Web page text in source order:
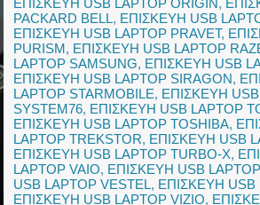
ΕΠΙΣΚΕΥΗ USB LAPTOP ORIGIN,
PACKARD BELL, ΕΠΙΣΚΕΥΗ USB
ΕΠΙΣΚΕΥΗ USB LAPTOP PRAVET,
PURISM, ΕΠΙΣΚΕΥΗ USB LAPTOP
LAPTOP SAMSUNG, ΕΠΙΣΚΕΥΗ USB
ΕΠΙΣΚΕΥΗ USB LAPTOP SIRAGON,
LAPTOP STARMOBILE, ΕΠΙΣΚΕΥΗ
SYSTEM76, ΕΠΙΣΚΕΥΗ USB LAPTOP
ΕΠΙΣΚΕΥΗ USB LAPTOP TOSHIBA,
LAPTOP TREKSTOR, ΕΠΙΣΚΕΥΗ USB
ΕΠΙΣΚΕΥΗ USB LAPTOP TURBO-X,
LAPTOP VAIO, ΕΠΙΣΚΕΥΗ USB
USB LAPTOP VESTEL, ΕΠΙΣΚΕΥΗ USB
ΕΠΙΣΚΕΥΗ USB LAPTOP VIZIO,